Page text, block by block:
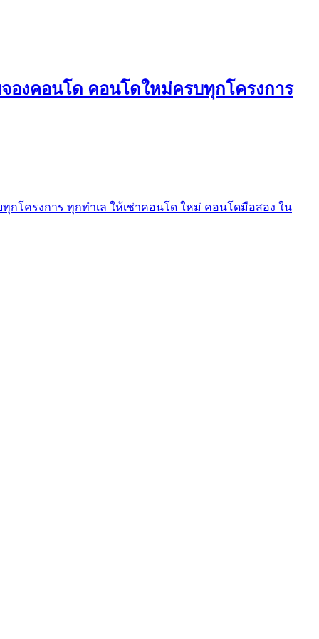
องคอนโด คอนโดใหม่ครบทุกโครงการ
โครงการ ทุกทำเล ให้เช่าคอนโด ใหม่ คอนโดมือสอง ใน